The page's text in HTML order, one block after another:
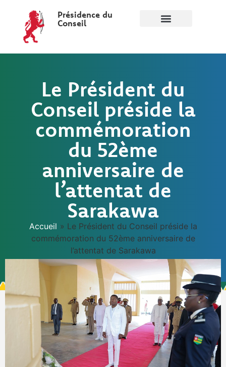
Présidence du
Conseil
Le Président du
Conseil préside la
commémoration
du 52ème
anniversaire de
l’attentat de
Sarakawa
Accueil » Le Président du Conseil préside la
commémoration du 52ème anniversaire de
l’attentat de Sarakawa